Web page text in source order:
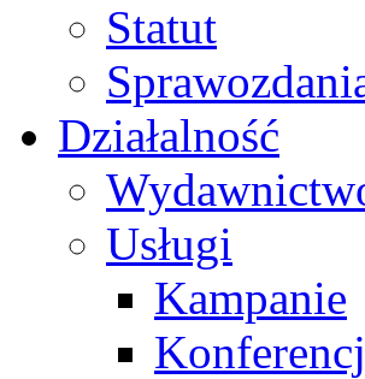
Statut
Działalność
Usługi
Kampanie